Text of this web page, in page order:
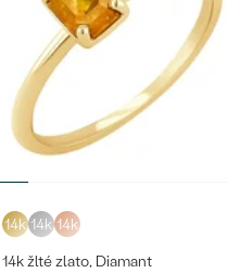
14k 14k 14k
14k žlté zlato, Diamant